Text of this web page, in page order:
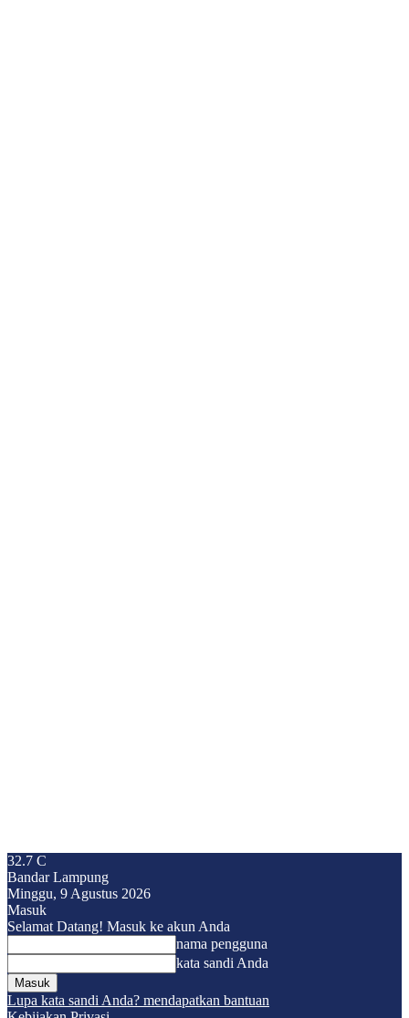
32.7 C
Bandar Lampung
Minggu, 9 Agustus 2026
Masuk
Selamat Datang! Masuk ke akun Anda
nama pengguna
kata sandi Anda
Lupa kata sandi Anda? mendapatkan bantuan